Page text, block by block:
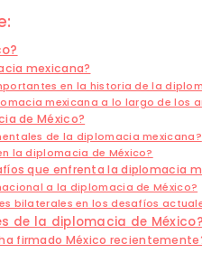
mexicana?
en la historia de la
mexicana a lo largo de los
de México?
de la diplomacia mexicana?
la diplomacia de México?
que enfrenta la diplomacia
a la diplomacia de México?
bilaterales en los desafíos
de la diplomacia de México?
firmado México